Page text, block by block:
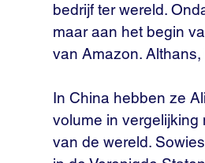
bedrijf ter wereld.
maar aan het begin
van Amazon.
In China hebben ze
volume in vergelijking
van de wereld.